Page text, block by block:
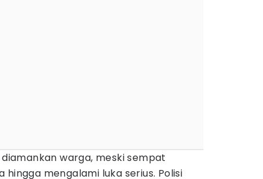
warga, meski sempat
hingga mengalami luka serius. Polisi